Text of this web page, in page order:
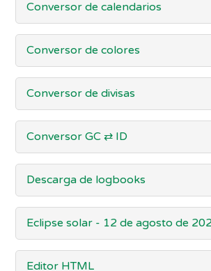
Conversor de calendarios
Conversor de colores
Conversor de divisas
Conversor GC ⇄ ID
Descarga de logbooks
Eclipse solar - 12 de agosto de
Editor HTML